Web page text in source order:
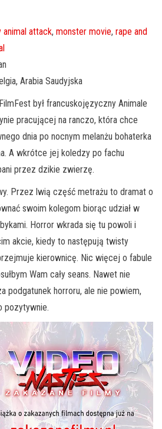
animal attack, monster movie, rape and
Arabia Saudyjska
był francuskojęzyczny Animale
pracującej na ranczo, która chce
dnia po nocnym melanżu bohaterka
A wkrótce jej koledzy po fachu
przez dzikie zwierzę.
Przez lwią część metrażu to dramat o
swoim kolegom biorąc udział w
Horror wkrada się tu powoli i
akcie, kiedy to następują twisty
kierownicę. Nic więcej o fabule
Wam cały seans. Nawet nie
podgatunek horroru, ale nie powiem,
pozytywnie.